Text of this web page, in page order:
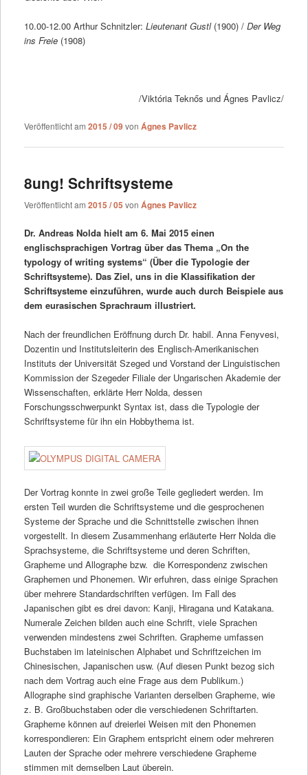
10.00-12.00 Arthur Schnitzler: Lieutenant Gustl (1900) / Der Weg
ins Freie (1908)
/Viktória Teknős und Ágnes Pavlicz/
Veröffentlicht am 2015 / 09von Ágnes Pavlicz
8ung! Schriftsysteme
Veröffentlicht am 2015 / 05 von Ágnes Pavlicz
Dr. Andreas Nolda hielt am 6. Mai 2015 einen
englischsprachigen Vortrag über das Thema „On the
typology of writing systems“ (Über die Typologie der
Schriftsysteme). Das Ziel, uns in die Klassifikation der
Schriftsysteme einzuführen, wurde auch durch Beispiele aus
dem eurasischen Sprachraum illustriert.
Nach der freundlichen Eröffnung durch Dr. habil. Anna Fenyvesi,
Dozentin und Institutsleiterin des Englisch-Amerikanischen
Instituts der Universität Szeged und Vorstand der Linguistischen
Kommission der Szegeder Filiale der Ungarischen Akademie der
Wissenschaften, erklärte Herr Nolda, dessen
Forschungsschwerpunkt Syntax ist, dass die Typologie der
Schriftsysteme für ihn ein Hobbythema ist.
Der Vortrag konnte in zwei große Teile gegliedert werden. Im
ersten Teil wurden die Schriftsysteme und die gesprochenen
Systeme der Sprache und die Schnittstelle zwischen ihnen
vorgestellt. In diesem Zusammenhang erläuterte Herr Nolda die
Sprachsysteme, die Schriftsysteme und deren Schriften,
Grapheme und Allographe bzw. die Korrespondenz zwischen
Graphemen und Phonemen. Wir erfuhren, dass einige Sprachen
über mehrere Standardschriften verfügen. Im Fall des
Japanischen gibt es drei davon: Kanji, Hiragana und Katakana.
Numerale Zeichen bilden auch eine Schrift, viele Sprachen
verwenden mindestens zwei Schriften. Grapheme umfassen
Buchstaben im lateinischen Alphabet und Schriftzeichen im
Chinesischen, Japanischen usw. (Auf diesen Punkt bezog sich
nach dem Vortrag auch eine Frage aus dem Publikum.)
Allographe sind graphische Varianten derselben Grapheme, wie
z. B. Großbuchstaben oder die verschiedenen Schriftarten.
Grapheme können auf dreierlei Weisen mit den Phonemen
korrespondieren: Ein Graphem entspricht einem oder mehreren
Lauten der Sprache oder mehrere verschiedene Grapheme
stimmen mit demselben Laut überein.